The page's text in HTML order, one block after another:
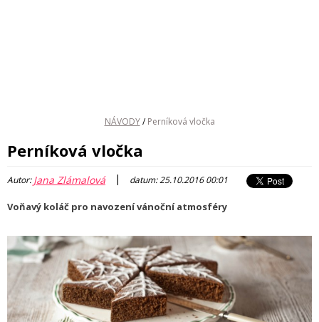
NÁVODY / Perníková vločka
Perníková vločka
Autor:Jana Zlámalová | datum: 25.10.2016 00:01
Voňavý koláč pro navození vánoční atmosféry